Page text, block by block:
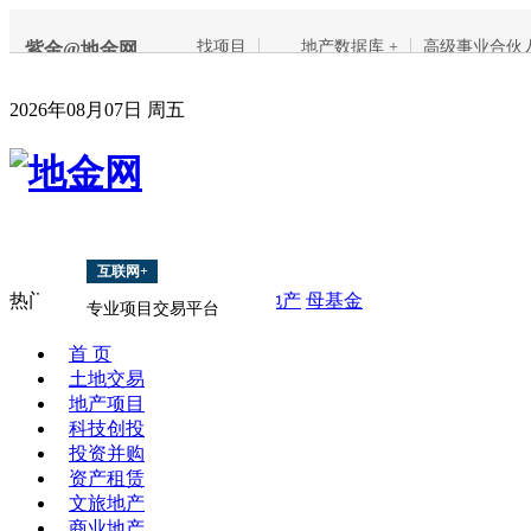
紫金@地金网 找项目 地产数据库 + 高级事业合伙
2026年08月07日 周五
互联网+
专业项目交易平台
热门搜索：地产融资 PPP 海外地产 母基金
首 页
土地交易
地产项目
科技创投
投资并购
资产租赁
文旅地产